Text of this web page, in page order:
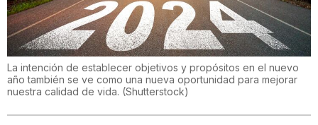
La intención de establecer objetivos y propósitos en el nuevo
año también se ve como una nueva oportunidad para mejorar
nuestra calidad de vida. (Shutterstock)